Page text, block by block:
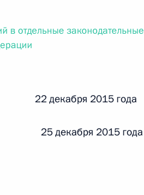
г. № 256-ФЗ
в отдельные законодательные
22 декабря 2015 года
декабря 2015 года